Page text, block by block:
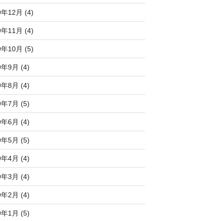
12月 (4)
11月 (4)
10月 (5)
9月 (4)
8月 (4)
7月 (5)
6月 (4)
5月 (5)
4月 (4)
3月 (4)
2月 (4)
1月 (5)